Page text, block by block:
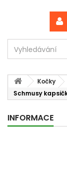
Kočky
Schmusy
INFORMACE